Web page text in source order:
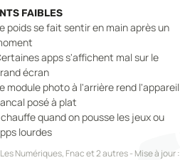
FAIBLES
poids se fait sentir en main après un
apps s'affichent mal sur le
écran
module photo à l'arrière rend l'appareil
posé à plat
chauffe quand on pousse les jeux ou
lourdes
Numériques, Fnacet 2 autres Mise à jour :